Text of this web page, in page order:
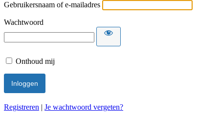
Gebruikersnaam of e-mailadres
Wachtwoord
Onthoud mij
Registreren | Je wachtwoord vergeten?